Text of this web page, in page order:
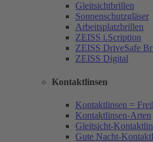
Gleitsichtbrillen
Sonnenschutzgläser
Arbeitsplatzbrillen
ZEISS i.Scription
ZEISS DriveSafe
ZEISS Digital
Kontaktlinsen
Kontaktlinsen =
Kontaktlinsen-Arten
Gleitsicht-
Gute Nacht-